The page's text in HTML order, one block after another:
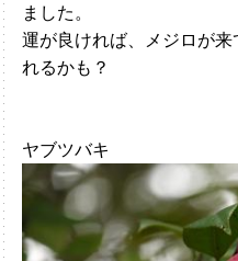
ました。
運が良ければ、メジロが
れるかも？
ヤブツバキ